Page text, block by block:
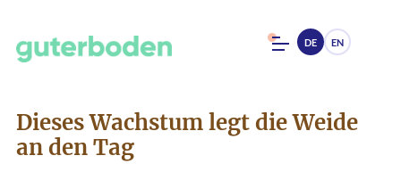
DE EN
Dieses Wachstum legt die Weide
an den Tag